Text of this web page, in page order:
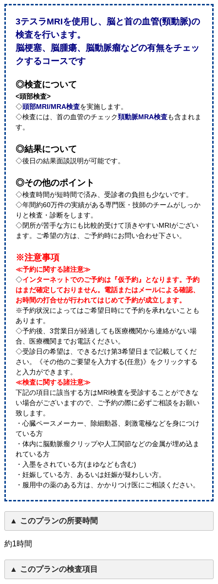
3テスラMRIを使用し、脳と首の血管(頸動脈)の
検査を行います。
脳梗塞、脳腫瘍、脳動脈瘤などの有無をチェッ
クするコースです
◎検査について
<頭部検査>
◇頭部MRI/MRA検査を実施します。
◇検査には、首の血管のチェック頚動脈MRA検査も含まれま
す。
◎結果について
◇後日の結果面談説明が可能です。
◎その他のポイント
◇検査時間が短時間で済み、受診者の負担も少ないです。
◇年間約60万件の実績がある専門医・技師のチームがしっか
りと検査・診断をします。
◇閉所が苦手な方にも比較的受けて頂きやすいMRIがござい
ます。ご希望の方は、ご予約時にお問い合わせ下さい。
※注意事項
≪予約に関する諸注意≫
◇インターネットでのご予約は『仮予約』となります。予約
はまだ確定しておりません。電話またはメールによる確認、
お時間の打合せが行われてはじめて予約が成立します。
※予約状況によってはご希望日時にて予約を承れないことも
あります。
◇予約後、3営業日が経過しても医療機関から連絡がない場
合、医療機関までお電話ください。
◇受診日の希望は、できるだけ第3希望日まで記載してくだ
さい。《その他のご要望を入力する(任意)》をクリックする
と入力ができます。
≪検査に関する諸注意≫
下記の項目に該当する方はMRI検査を受診することができな
い場合がございますので、ご予約の際に必ずご相談をお願い
致します。
・心臓ペースメーカー、除細動器、刺激電極などを身につけ
ている方
・体内に脳動脈瘤クリップや人工関節などの金属が埋め込ま
れている方
・入墨をされている方(まゆなども含む)
・妊娠している方、あるいは妊娠が疑わしい方。
・服用中の薬のある方は、かかりつけ医にご相談ください。
このプランの所要時間
約1時間
このプランの検査項目